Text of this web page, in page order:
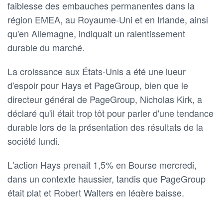
faiblesse des embauches permanentes dans la
région EMEA, au Royaume-Uni et en Irlande, ainsi
qu'en Allemagne, indiquait un ralentissement
durable du marché.
La croissance aux États-Unis a été une lueur
d'espoir pour Hays et PageGroup, bien que le
directeur général de PageGroup, Nicholas Kirk, a
déclaré qu'il était trop tôt pour parler d'une tendance
durable lors de la présentation des résultats de la
société lundi.
L'action Hays prenait 1,5% en Bourse mercredi,
dans un contexte haussier, tandis que PageGroup
était plat et Robert Walters en légère baisse.